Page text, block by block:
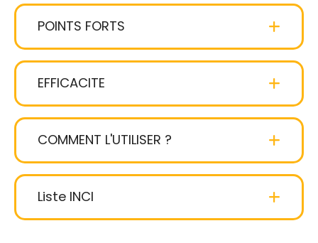
POINTS FORTS
légère et non grasse
100% d’ingrédients
d’origine naturelle
EFFICACITE
COMMENT L'UTILISER ?
Liste INCI